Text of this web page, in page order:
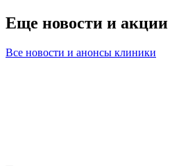
Еще новости и акции
Все новости и анонсы клиники